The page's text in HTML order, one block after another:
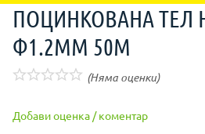
ПОЦИНКОВАНА ТЕЛ
Ф1.2ММ 50М
(Няма оценки)
Добави оценка / коментар